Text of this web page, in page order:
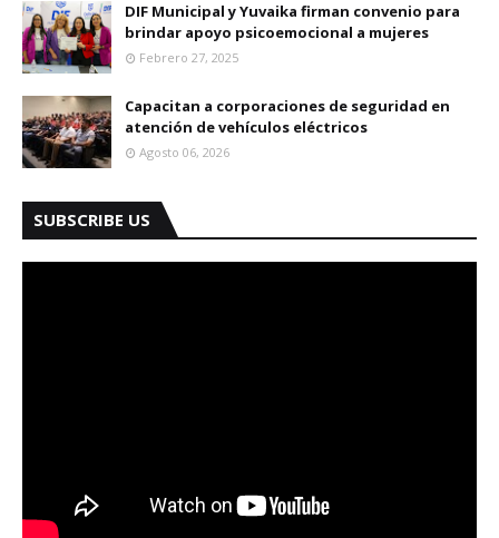
DIF Municipal y Yuvaika firman convenio para
brindar apoyo psicoemocional a mujeres
Febrero 27, 2025
Capacitan a corporaciones de seguridad en
atención de vehículos eléctricos
Agosto 06, 2026
SUBSCRIBE US